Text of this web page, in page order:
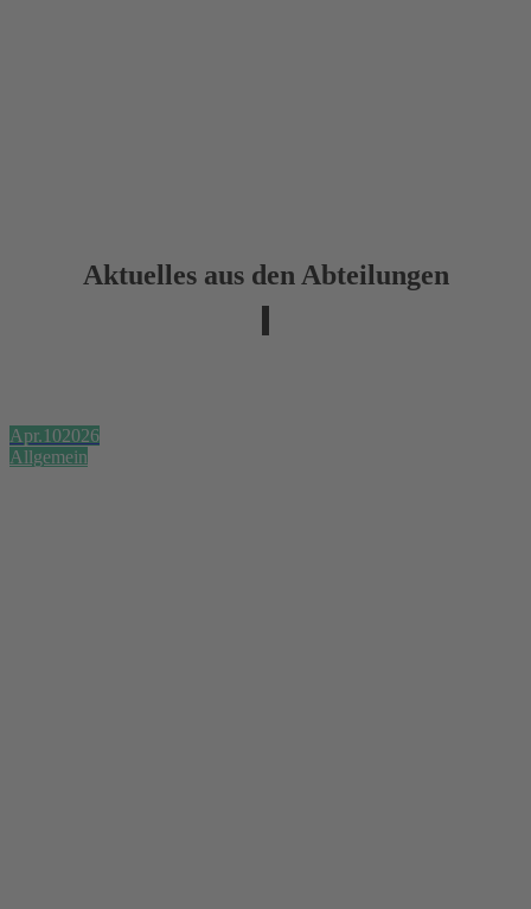
Aktuelles aus den Abteilungen
Apr.102026
Allgemein